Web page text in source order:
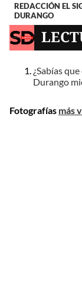
REDACCIÓN EL
DURANGO
¿Sabías
Durango
Fotografías más